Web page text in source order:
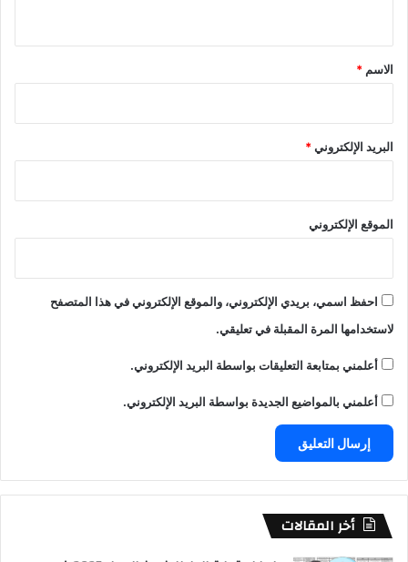
*
الاسم *
البريد الإلكتروني*
الموقع الإلكتروني
احفظ اسمي، بريدي الإلكتروني، والموقع الإلكتروني في هذا المتصفح
لاستخدامها المرة المقبلة في تعليقي.
أعلمني بمتابعة التعليقات بواسطة البريد الإلكتروني.
أعلمني بالمواضيع الجديدة بواسطة البريد الإلكتروني.
أخر المقالات